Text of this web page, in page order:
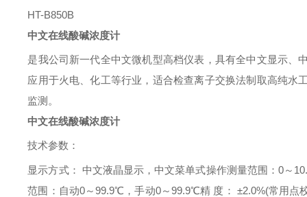
HT-B850B
中文在线酸碱浓度计
是我公司新一代全中文微机型高档仪表，具有全中文显示、
应用于火电、化工等行业，适合检查离子交换法制取高纯水
监测。
中文在线酸碱浓度计
技术参数：
显示方式： 中文液晶显示，中文菜单式操作测量范围：0～
范围：自动0～99.9℃ ，手动0～99.9℃精 度： ±2.0%(常用点